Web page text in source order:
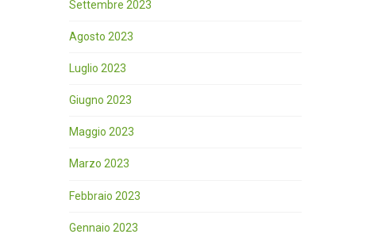
Settembre 2023
Agosto 2023
Luglio 2023
Giugno 2023
Maggio 2023
Marzo 2023
Febbraio 2023
Gennaio 2023